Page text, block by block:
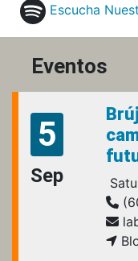
Escucha
Eventos
5
Sep